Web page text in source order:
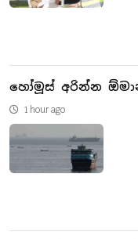
හෝමූස් අරින්න
1 hour ago